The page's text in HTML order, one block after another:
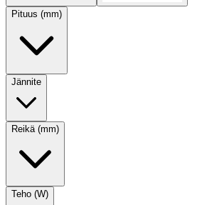
Pituus (mm)
Jännite
Reikä (mm)
Teho (W)